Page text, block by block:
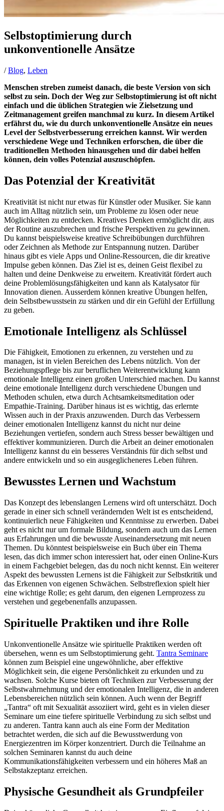
Selbstoptimierung durch
unkonventionelle Ansätze
/Blog, Leben
Menschen streben zumeist danach, die beste Version von sich
selbst zu sein. Doch der Weg zur Selbstoptimierung ist oft nicht
einfach und die üblichen Strategien wie Zielsetzung und
Zeitmanagement greifen manchmal zu kurz. In diesem Artikel
erfährst du, wie du durch unkonventionelle Ansätze ein neues
Level der Selbstverbesserung erreichen kannst. Wir werden
verschiedene Wege und Techniken erforschen, die über die
traditionellen Methoden hinausgehen und dir dabei helfen
können, dein volles Potenzial auszuschöpfen.
Das Potenzial der Kreativität
Kreativität ist nicht nur etwas für Künstler oder Musiker. Sie kann
auch im Alltag nützlich sein, um Probleme zu lösen oder neue
Möglichkeiten zu entdecken. Kreatives Denken ermöglicht dir, aus
der Routine auszubrechen und frische Perspektiven zu gewinnen.
Du kannst beispielsweise kreative Schreibübungen durchführen
oder Zeichnen als Methode zur Entspannung nutzen. Darüber
hinaus gibt es viele Apps und Online-Ressourcen, die dir kreative
Impulse geben können. Das Ziel ist es, deinen Geist flexibel zu
halten und deine Denkweise zu erweitern. Kreativität fördert auch
deine Problemlösungsfähigkeiten und kann als Katalysator für
Innovation dienen. Ausserdem können kreative Übungen helfen,
dein Selbstbewusstsein zu stärken und dir ein Gefühl der Erfüllung
zu geben.
Emotionale Intelligenz als Schlüssel
Die Fähigkeit, Emotionen zu erkennen, zu verstehen und zu
managen, ist in vielen Bereichen des Lebens nützlich. Von der
Beziehungspflege bis zur beruflichen Weiterentwicklung kann
emotionale Intelligenz einen großen Unterschied machen. Du kannst
deine emotionale Intelligenz durch verschiedene Übungen und
Methoden schulen, etwa durch Achtsamkeitsmeditation oder
Empathie-Training. Darüber hinaus ist es wichtig, das erlernte
Wissen auch in der Praxis anzuwenden. Durch das Verbessern
deiner emotionalen Intelligenz kannst du nicht nur deine
Beziehungen vertiefen, sondern auch Stress besser bewältigen und
effektiver kommunizieren. Durch die Arbeit an deiner emotionalen
Intelligenz kannst du ein besseres Verständnis für dich selbst und
andere entwickeln und so ein ausgeglicheneres Leben führen.
Bewusstes Lernen und Wachstum
Das Konzept des lebenslangen Lernens wird oft unterschätzt. Doch
gerade in einer sich schnell verändernden Welt ist es entscheidend,
kontinuierlich neue Fähigkeiten und Kenntnisse zu erwerben. Dabei
geht es nicht nur um formale Bildung, sondern auch um das Lernen
aus Erfahrungen und die bewusste Auseinandersetzung mit neuen
Themen. Du könntest beispielsweise ein Buch über ein Thema
lesen, das dich immer schon interessiert hat, oder einen Online-Kurs
in einem Fachgebiet belegen, das du noch nicht kennst. Ein weiterer
Aspekt des bewussten Lernens ist die Fähigkeit zur Selbstkritik und
das Erkennen von eigenen Schwächen. Selbstreflexion spielt hier
eine wichtige Rolle; es geht darum, den eigenen Lernprozess zu
verstehen und gegebenenfalls anzupassen.
Spirituelle Praktiken und ihre Rolle
Unkonventionelle Ansätze wie spirituelle Praktiken werden oft
übersehen, wenn es um Selbstoptimierung geht. Tantra Seminare
können zum Beispiel eine ungewöhnliche, aber effektive
Möglichkeit sein, die eigene Persönlichkeit zu erkunden und zu
wachsen. Solche Kurse bieten oft Techniken zur Verbesserung der
Selbstwahrnehmung und der emotionalen Intelligenz, die in anderen
Lebensbereichen nützlich sein können. Auch wenn der Begriff
„Tantra“ oft mit Sexualität assoziiert wird, geht es in vielen dieser
Seminare um eine tiefere spirituelle Verbindung zu sich selbst und
zu anderen. Tantra kann auch als eine Form der Meditation
betrachtet werden, die sich auf die Bewusstwerdung von
Energiezentren im Körper konzentriert. Durch die Teilnahme an
solchen Seminaren kannst du auch deine
Kommunikationsfähigkeiten verbessern und ein höheres Maß an
Selbstakzeptanz erreichen.
Physische Gesundheit als Grundpfeiler